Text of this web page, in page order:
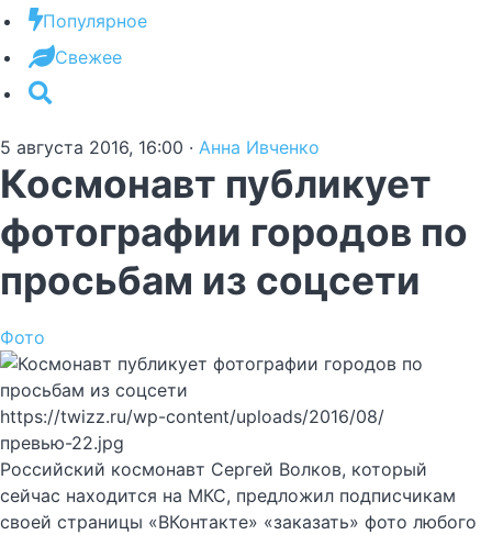
Популярное
Свежее
5 августа 2016, 16:00 · Анна Ивченко
Космонавт публикует
фотографии городов по
просьбам из соцсети
Фото
https://twizz.ru/wp-content/uploads/2016/08/
превью-22.jpg
Российский космонавт Сергей Волков, который
сейчас находится на МКС, предложил подписчикам
своей страницы «ВКонтакте» «заказать» фото любого